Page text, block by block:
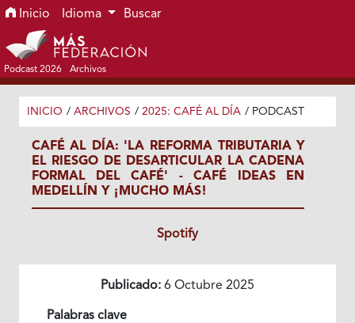
Ir al menú de navegación principal
Ir al contenido principal
Ir al pie de página del sitio
Inicio Idioma Buscar
Podcast 2026 Archivos
INICIO / ARCHIVOS / 2025: CAFÉ AL DÍA / PODCAST
CAFÉ AL DÍA: 'LA REFORMA TRIBUTARIA Y
EL RIESGO DE DESARTICULAR LA CADENA
FORMAL DEL CAFÉ' - CAFÉ IDEAS EN
MEDELLÍN Y ¡MUCHO MÁS!
Spotify
Publicado: 6 Octubre 2025
Palabras clave